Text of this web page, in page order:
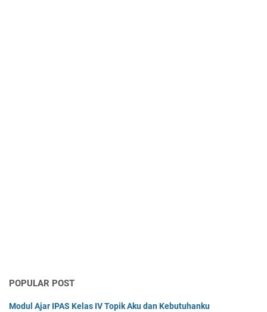
POPULAR POST
Modul Ajar IPAS Kelas IV Topik Aku dan Kebutuhanku